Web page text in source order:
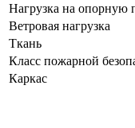
Нагрузка на опорную
Ветровая нагрузка
Ткань
Класс пожарной
Каркас